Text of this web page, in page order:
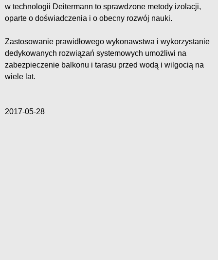
w technologii Deitermann to sprawdzone metody izolacji,
oparte o doświadczenia i o obecny rozwój nauki.
Zastosowanie prawidłowego wykonawstwa i wykorzystanie
dedykowanych rozwiązań systemowych umożliwi na
zabezpieczenie balkonu i tarasu przed wodą i wilgocią na
wiele lat.
2017-05-28